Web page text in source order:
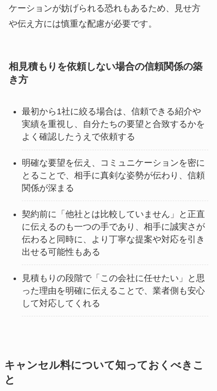
ケーションが妨げられる恐れもあるため、見せ方
や伝え方には慎重な配慮が必要です。
相見積もりを依頼しない場合の信頼関係の築
き方
最初から1社に絞る場合は、信頼できる紹介や
実績を重視し、自分たちの要望と合致するかを
よく確認したうえで依頼する
明確な要望を伝え、コミュニケーションを密に
とることで、相手に真剣な姿勢が伝わり、信頼
関係が深まる
契約前に「他社とは比較していません」と正直
に伝えるのも一つの手であり、相手に誠実さが
伝わると同時に、より丁寧な提案や対応を引き
出せる可能性もある
見積もりの段階で「この会社に任せたい」と思
った理由を明確に伝えることで、業者側も安心
して対応してくれる
キャンセル料について知っておくべきこ
と